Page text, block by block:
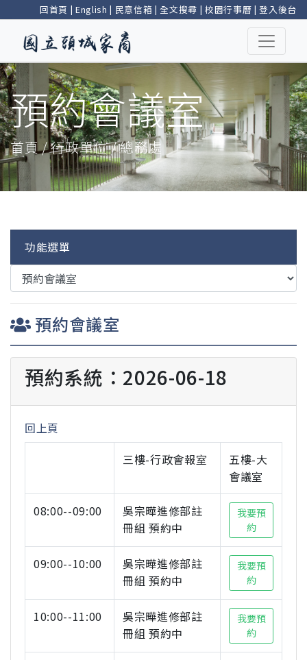
回首頁 | English | 民意信箱 |全文搜尋 | 校園行事曆 |登入後台
預約會議室
首頁 / 行政單位 / 總務處
功能選單
預約會議室
預約系統：2026-06-18
回上頁
三樓-行政會報室
五樓-大
會議室
08:00--09:00
吳宗曄進修部註
冊組 預約中
我要預
約
09:00--10:00
吳宗曄進修部註
冊組 預約中
我要預
約
10:00--11:00
吳宗曄進修部註
冊組 預約中
我要預
約